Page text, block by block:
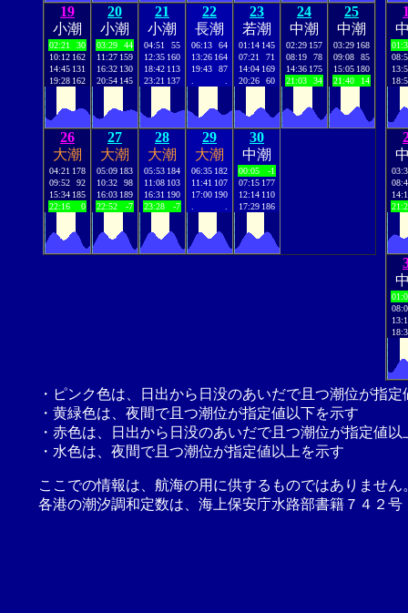
19
小潮
02:21
30
10:12 162
14:45 131
19:28 162
20
小潮
03:29
44
11:27 159
16:32 130
20:54 145
21
小潮
04:51
55
12:35 160
18:42 113
23:21 137
22
長潮
06:13
64
13:26 164
19:43
87
23
若潮
01:14 145
07:21
71
14:04 169
20:26
60
24
中潮
02:29 157
08:19
78
14:36 175
21:03
34
25
中潮
03:29 168
09:08
85
15:05 180
21:40
14
26
大潮
04:21 178
09:52
92
15:34 185
22:16
0
27
大潮
05:09 183
10:32
98
16:03 189
22:52
-7
28
大潮
05:53 184
11:08 103
16:31 190
23:28
-7
29
大潮
06:35 182
11:41 107
17:00 190
30
中潮
00:05
-1
07:15 177
12:14 110
17:29 186
・ピンク色は、日出から日没のあいだで且つ潮位が指
・黄緑色は、夜間で且つ潮位が指定値以下を示す
・赤色は、日出から日没のあいだで且つ潮位が指定値以
・水色は、夜間で且つ潮位が指定値以上を示す
ここでの情報は、航海の用に供するものではありませ
各港の潮汐調和定数は、海上保安庁水路部書籍７４２